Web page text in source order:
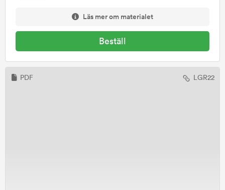
Läs mer om materialet
Beställ
PDF LGR22